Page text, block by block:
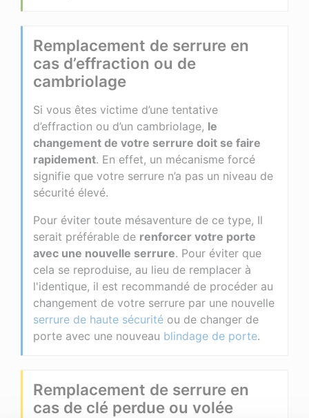
Remplacement de serrure en
cas d’effraction ou de
cambriolage
Si vous êtes victime d’une tentative
d’effraction ou d’un cambriolage, le
changement de votre serrure doit se faire
rapidement. En effet, un mécanisme forcé
signifie que votre serrure n’a pas un niveau de
sécurité élevé.
Pour éviter toute mésaventure de ce type, Il
serait préférable de renforcer votre porte
avec une nouvelle serrure. Pour éviter que
cela se reproduise, au lieu de remplacer à
l'identique, il est recommandé de procéder au
changement de votre serrure par une nouvelle
serrure de haute sécurité ou de changer de
porte avec une nouveau blindage de porte.
Remplacement de serrure en
cas de clé perdue ou volée